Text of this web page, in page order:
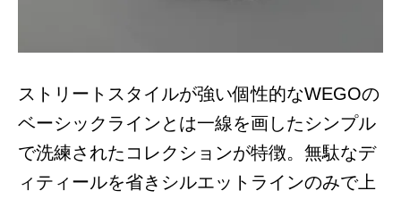
ストリートスタイルが強い個性的なWEGOの
ベーシックラインとは一線を画したシンプル
で洗練されたコレクションが特徴。無駄なデ
ィティールを省きシルエットラインのみで上